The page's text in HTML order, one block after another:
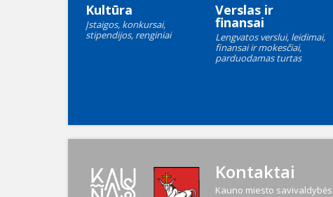
Kultūra
Įstaigos, konkursai,
stipendijos, renginiai
Verslas ir
finansai
Lengvatos verslui, leidimai,
finansai ir mokesčiai,
parduodamas turtas
Kontaktai
Kauno miesto